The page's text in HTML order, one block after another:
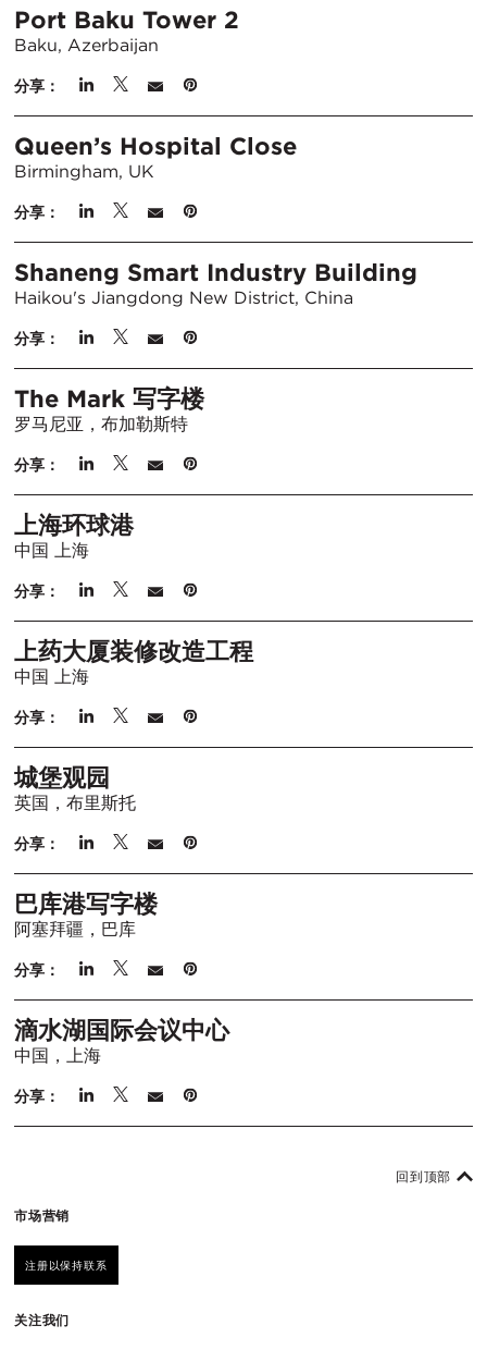
Port Baku Tower 2
Baku, Azerbaijan
分享：
Queen’s Hospital Close
Birmingham, UK
分享：
Shaneng Smart Industry Building
Haikou's Jiangdong New District, China
分享：
The Mark 写字楼
罗马尼亚，布加勒斯特
分享：
上海环球港
中国 上海
分享：
上药大厦装修改造工程
中国 上海
分享：
城堡观园
英国，布里斯托
分享：
巴库港写字楼
阿塞拜疆，巴库
分享：
滴水湖国际会议中心
中国，上海
分享：
市场营销
注册以保持联系
关注我们
回到顶部